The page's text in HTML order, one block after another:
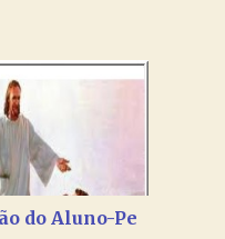
lindo fim de semana na
Santíssima. Adriana-
Padre Marcelo
ouvir o Momento de Fé)
de Seu Nome, peço
da minha árvore
do Aluno-Pe